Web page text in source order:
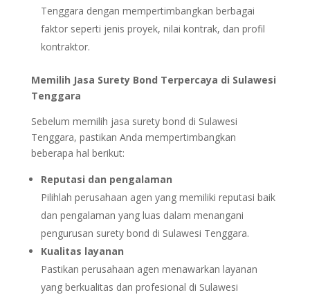
Tenggara dengan mempertimbangkan berbagai
faktor seperti jenis proyek, nilai kontrak, dan profil
kontraktor.
Memilih Jasa Surety Bond Terpercaya di Sulawesi
Tenggara
Sebelum memilih jasa surety bond di Sulawesi
Tenggara, pastikan Anda mempertimbangkan
beberapa hal berikut:
Reputasi dan pengalaman
Pilihlah perusahaan agen yang memiliki reputasi baik
dan pengalaman yang luas dalam menangani
pengurusan surety bond di Sulawesi Tenggara.
Kualitas layanan
Pastikan perusahaan agen menawarkan layanan
yang berkualitas dan profesional di Sulawesi